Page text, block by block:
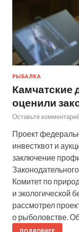
РЫБАЛКА
Камчатские
оценили
Оставьте
Проект
инвестквот и
заключение
Комитет по
и экологической
рассмотрел
о рыболовстве.